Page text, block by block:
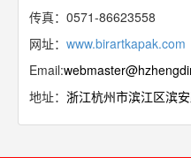
传真：0571-86623558
网址： www.birartkapak.com
Email:
地址： 浙江杭州市滨江区滨